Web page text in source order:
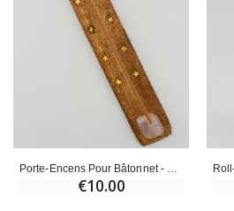
€10.00